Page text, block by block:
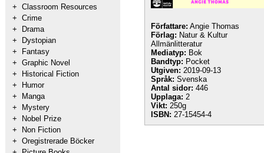
+ Classroom Resources
+ Crime
+
Drama
+
Dystopian
+
Fantasy
+ Graphic Novel
+
Historical Fiction
+
Humor
+
Manga
+
Mystery
+
Nobel Prize
+
Non Fiction
+ Oregistrerade Böcker
Författare: Angie Thomas
Förlag: Natur & Kultur
Allmänlitteratur
Mediatyp: Bok
Bandtyp: Pocket
Utgiven: 2019-09-13
Språk: Svenska
Antal sidor: 446
Upplaga: 2
Vikt: 250g
ISBN: 27-15454-4